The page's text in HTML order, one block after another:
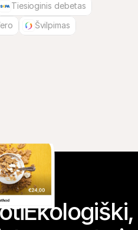
Tiesioginis debetas
Švilpimas